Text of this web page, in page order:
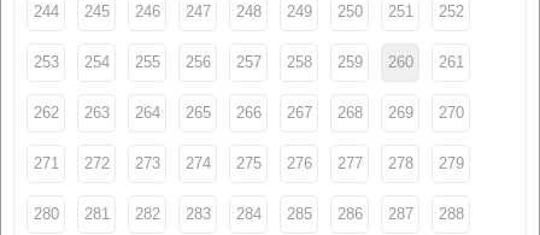
244 245 246 247 248 249 250 251 252
253 254 255 256 257 258 259 260 261
262 263 264 265 266 267 268 269 270
271 272 273 274 275 276 277 278 279
280 281 282 283 284 285 286 287 288